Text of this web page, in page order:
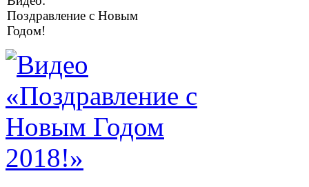
Поздравление с Новым
Годом!